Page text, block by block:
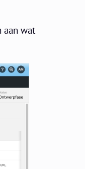
aan wat